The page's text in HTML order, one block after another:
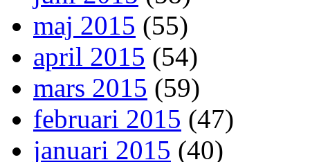
maj 2015 (55)
april 2015 (54)
mars 2015 (59)
februari 2015 (47)
januari 2015 (40)